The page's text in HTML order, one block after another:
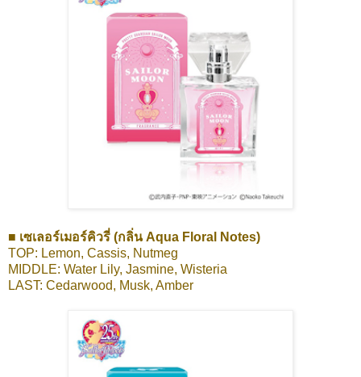
■ เซเลอร์เมอร์คิวรี่ (กลิ่น Aqua Floral Notes)
TOP: Lemon, Cassis, Nutmeg
MIDDLE: Water Lily, Jasmine, Wisteria
LAST: Cedarwood, Musk, Amber